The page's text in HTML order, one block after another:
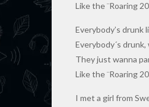
Like the ¨Roaring
Everybody’s drunk
Everybody´s
They just wanna
Like the ¨Roaring
I met a girl from